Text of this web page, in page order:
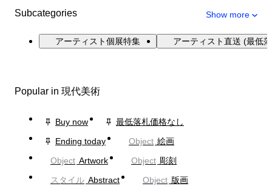
Subcategories Show more
アーティスト個展特集 アーティスト直送 (最低
Popular in 現代美術
Buy now
最低落札価格なし
Ending today
Object 絵画
Object Artwork Object 彫刻
スタイル Abstract Object 版画